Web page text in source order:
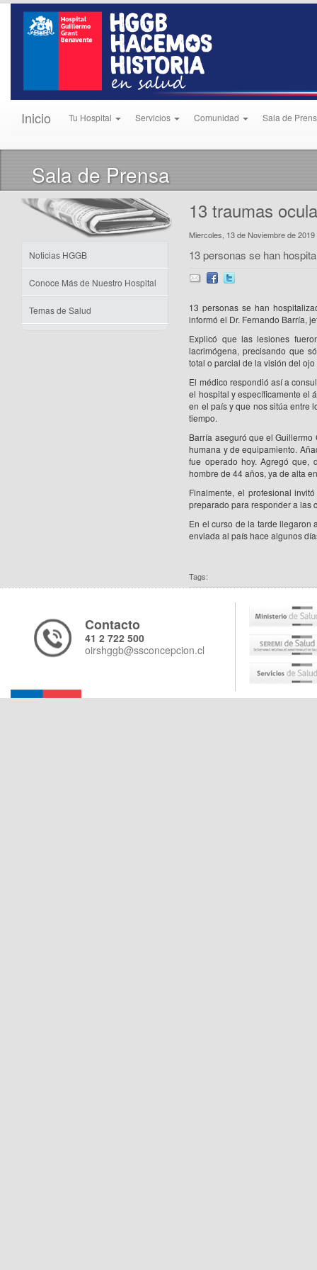
Inicio Tu Hospital Servicios Comunidad Sala de
Sala de Prensa
Noticias HGGB
Conoce Más de Nuestro Hospital
Temas de Salud
13 traumas
Miercoles, 13 de Noviembre de 2019
13 personas se han
13 personas se han
informó el Dr. Fernando Barría,
Explicó que las lesiones
lacrimógena, precisando que
total o parcial de la visión del
El médico respondió así a
el hospital y específicamente el
en el país y que nos sitúa entre
tiempo.
Barría aseguró que el
humana y de equipamiento.
fue operado hoy. Agregó que,
hombre de 44 años, ya de alta
Finalmente, el profesional
preparado para responder a las
En el curso de la tarde llegaron
enviada al país hace algunos
Tags:
Contacto
41 2 722 500
oirshggb@ssconcepcion.cl